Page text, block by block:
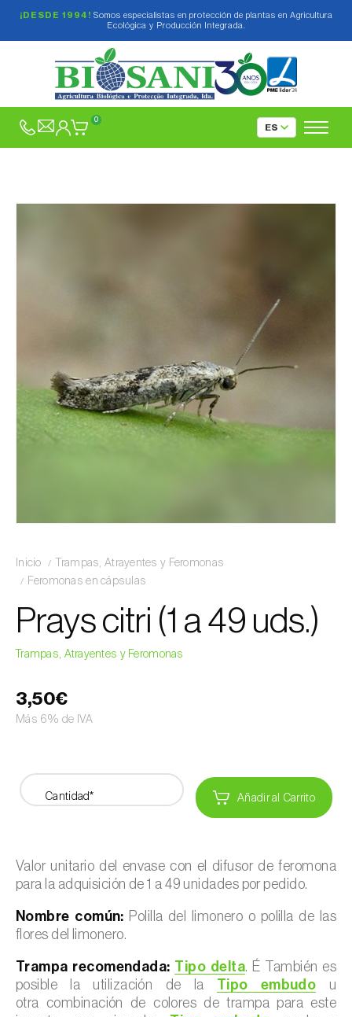
¡DESDE 1994! Somos especialistas en protección de plantas en Agricultura
Ecológica y Producción Integrada.
0
Inicio
Trampas, Atrayentes y Feromonas
Feromonas en cápsulas
Prays citri (1 a 49 uds.)
Trampas, Atrayentes y Feromonas
3,50€
Más 6% de IVA
Cantidad* Añadir al Carrito
Valor unitario del envase con el difusor de feromona
para la adquisición de 1 a 49 unidades por pedido.
Nombre común: Polilla del limonero o polilla de las
flores del limonero.
Trampa recomendada: Tipo delta. É También es
posible la utilización de la Tipo embudo u
otra combinación de colores de trampa para este